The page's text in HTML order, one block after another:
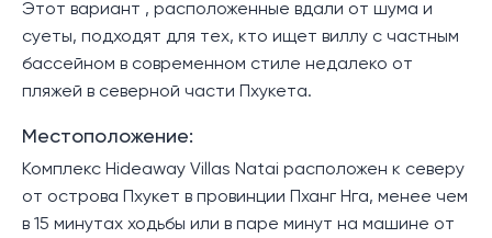
Этот вариант , расположенные вдали от шума и
суеты, подходят для тех, кто ищет виллу с частным
бассейном в современном стиле недалеко от
пляжей в северной части Пхукета.
Местоположение:
Комплекс Hideaway Villas Natai расположен к северу
от острова Пхукет в провинции Пханг Нга, менее чем
в 15 минутах ходьбы или в паре минут на машине от